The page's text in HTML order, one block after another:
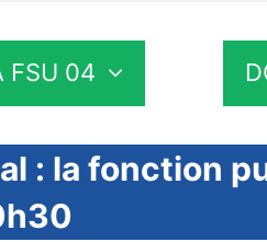
FSU 04
: la fonction